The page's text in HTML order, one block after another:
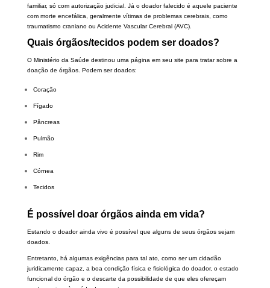
familiar, só com autorização judicial. Já o doador falecido é aquele paciente
com morte encefálica, geralmente vítimas de problemas cerebrais, como
traumatismo craniano ou Acidente Vascular Cerebral (AVC).
Quais órgãos/tecidos podem ser doados?
O Ministério da Saúde destinou uma página em seu site para tratar sobre a
doação de órgãos. Podem ser doados:
Coração
Fígado
Pâncreas
Pulmão
Rim
Córnea
Tecidos
É possível doar órgãos ainda em vida?
Estando o doador ainda vivo é possível que alguns de seus órgãos sejam
doados.
Entretanto, há algumas exigências para tal ato, como ser um cidadão
juridicamente capaz, a boa condição física e fisiológica do doador, o estado
funcional do órgão e o descarte da possibilidade de que eles ofereçam